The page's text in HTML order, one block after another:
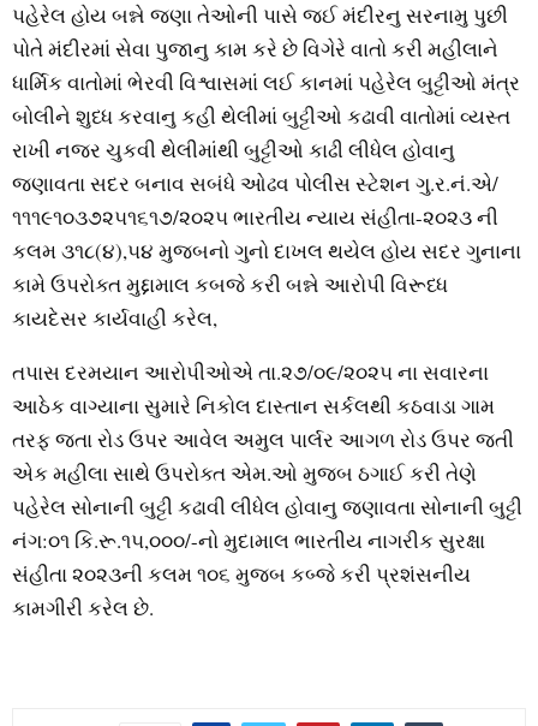
પહેરેલ હોય બન્ને જણા તેઓની પાસે જઈ મંદીરનુ સરનામુ પુછી
પોતે મંદીરમાં સેવા પુજાનુ કામ કરે છે વિગેરે વાતો કરી મહીલાને
ધાર્મિક વાતોમાં ભેરવી વિશ્વાસમાં લઈ કાનમાં પહેરેલ બુટ્ટીઓ મંત્ર
બોલીને શુધ્ધ કરવાનુ કહી થેલીમાં બુટ્ટીઓ કઢાવી વાતોમાં વ્યસ્ત
રાખી નજર ચુકવી થેલીમાંથી બુટ્ટીઓ કાઢી લીધેલ હોવાનુ
જણાવતા સદર બનાવ સબંધે ઓઢવ પોલીસ સ્ટેશન ગુ.ર.નં.એ/
૧૧૧૯૧૦૩૭૨૫૧૬૧૭/૨૦૨૫ ભારતીય ન્યાય સંહીતા-૨૦૨૩ ની
કલમ ૩૧૮(૪),૫૪ મુજબનો ગુનો દાખલ થયેલ હોય સદર ગુનાના
કામે ઉપરોક્ત મુદ્દામાલ કબજે કરી બન્ને આરોપી વિરૂધ્ધ
કાયદેસર કાર્યવાહી કરેલ,
તપાસ દરમયાન આરોપીઓએ તા.૨૭/૦૯/૨૦૨૫ ના સવારના
આઠેક વાગ્યાના સુમારે નિકોલ દાસ્તાન સર્કલથી કઠવાડા ગામ
તરફ જતા રોડ ઉપર આવેલ અમુલ પાર્લર આગળ રોડ ઉપર જતી
એક મહીલા સાથે ઉપરોક્ત એમ.ઓ મુજબ ઠગાઈ કરી તેણે
પહેરેલ સોનાની બુટ્ટી કઢાવી લીધેલ હોવાનુ જણાવતા સોનાની બુટ્ટી
નંગ:૦૧ કિ.રૂ.૧૫,૦૦૦/-નો મુદામાલ ભારતીય નાગરીક સુરક્ષા
સંહીતા ૨૦૨૩ની કલમ ૧૦૬ મુજબ કબ્જે કરી પ્રશંસનીય
કામગીરી કરેલ છે.